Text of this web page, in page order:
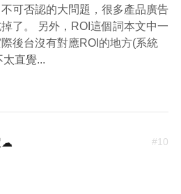
可否認的大問題，很多產品廣告
了。 另外，ROI這個詞本文中一
後台沒有對應ROI的地方(系統
直覺...
☁ #10